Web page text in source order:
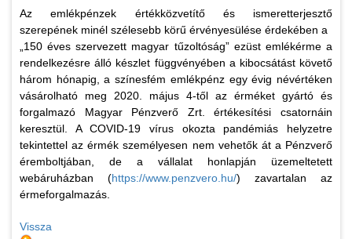
Az emlékpénzek értékközvetítő és ismeretterjesztő
szerepének minél szélesebb körű érvényesülése érdekében a
„150 éves szervezett magyar tűzoltóság” ezüst emlékérme a
rendelkezésre álló készlet függvényében a kibocsátást követő
három hónapig, a színesfém emlékpénz egy évig névértéken
vásárolható meg 2020. május 4-től az érméket gyártó és
forgalmazó Magyar Pénzverő Zrt. értékesítési csatornáin
keresztül. A COVID-19 vírus okozta pandémiás helyzetre
tekintettel az érmék személyesen nem vehetők át a Pénzverő
éremboltjában, de a vállalat honlapján üzemeltetett
webáruházban (https://www.penzvero.hu/) zavartalan az
érmeforgalmazás.
Vissza